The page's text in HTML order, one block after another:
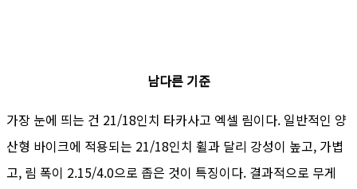
남다른 기준
가장 눈에 띄는 건 21/18인치 타카사고 엑셀 림이다. 일반적인 양
산형 바이크에 적용되는 21/18인치 휠과 달리 강성이 높고, 가볍
고, 림 폭이 2.15/4.0으로 좁은 것이 특징이다. 결과적으로 무게